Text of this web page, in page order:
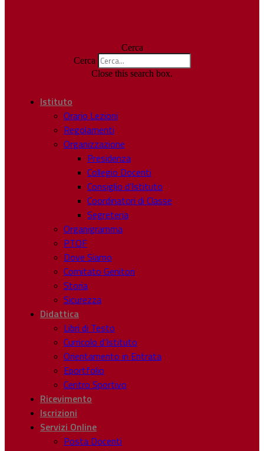
Cerca
Cerca
Close this search box.
Istituto
Orario Lezioni
Regolamenti
Organizzazione
Presidenza
Collegio Docenti
Consiglio d’Istituto
Coordinatori di Classe
Segreteria
Organigramma
PTOF
Dove Siamo
Comitato Genitori
Storia
Sicurezza
Didattica
Libri di Testo
Curricolo d’Istituto
Orientamento in Entrata
Eportfolio
Centro Sportivo
Ricevimento
Iscrizioni
Servizi Online
Posta Docenti